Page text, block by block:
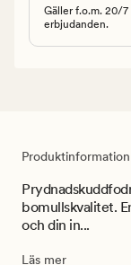
Gäller f.o.m. 20/7
erbjudanden.
Produktinformation
bomullskvalitet.
och din in...
Läs mer